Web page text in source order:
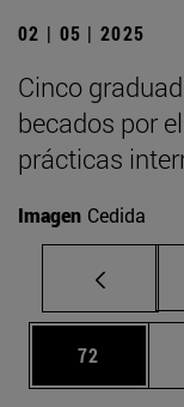
02 | 05 | 2025
Cinco
becados por
prácticas
Imagen Cedida
Página
72